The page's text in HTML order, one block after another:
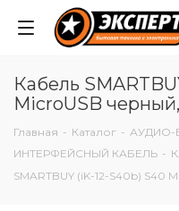
Кабель
MicroUSB
Главная - Каталог - АУДИО-
ИНТЕРФЕЙСНЫЙ КАБЕЛЬ -
SMARTBUY (iK-12-S40b) S40